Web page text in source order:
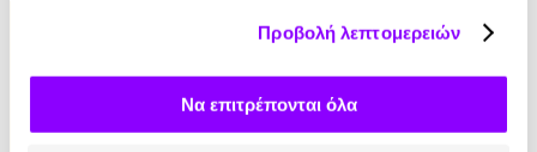
Προβολή λεπτομερειών
Να επιτρέπονται όλα